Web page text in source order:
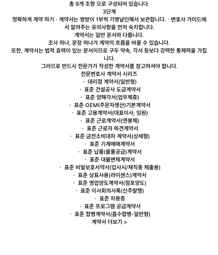
총 9개 조항으로 구성되어 있습니다.
3단계
정확하게 계약 하기 ㆍ계약서는 쌍방이 1부씩 기명날인해서 보관합니다.ㆍ변호사 가이드에
서 알려주는 유의사항을 먼저 숙지합니다.
계약서는 일반 문서와 다릅니다.
조사 하나, 문장 하나가 계약의 흐름을 바꿀 수 있습니다.
또한, 계약서는 법적 효력이 있는 문서이므로 구두 약속, 각서 등보다 강력한 통제력을 가집
니다.
그러므로 반드시 전문가가 작성한 계약서를 참고하셔야 합니다.
전문변호사 계약서 시리즈
ㆍ 대리점 계약서(일반형)
ㆍ 표준 건설공사 도급계약서
ㆍ 표준 양해각서 (업무제휴)
ㆍ 표준 OEM(주문자생산)기본계약서
ㆍ 표준 고용계약서(대표이사, 임원)
ㆍ 표준 근로계약서(연봉제)
ㆍ 표준 근로자 파견계약서
ㆍ 표준 금전소비대차계약서(상세형)
ㆍ 표준 기계매매계약서
ㆍ 표준 납품(물품공급)계약서
ㆍ 표준 대물변제 계약서
ㆍ 표준 비밀보호서약서(입사시/재직중 제출용)
ㆍ 표준 상표사용(라이센스)계약서
ㆍ 표준 영업양도계약서(점포양도)
ㆍ 표준 이사회의사록(신주발행)
ㆍ 표준 차용증
ㆍ 표준 프로그램 공급계약서
ㆍ 표준 합병계약서(흡수합병-일반형)
계약서 더보기 >